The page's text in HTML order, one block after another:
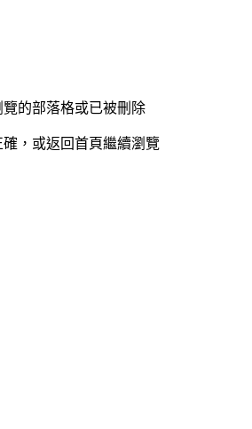
的部落格或已被刪除
，或返回首頁繼續瀏覽